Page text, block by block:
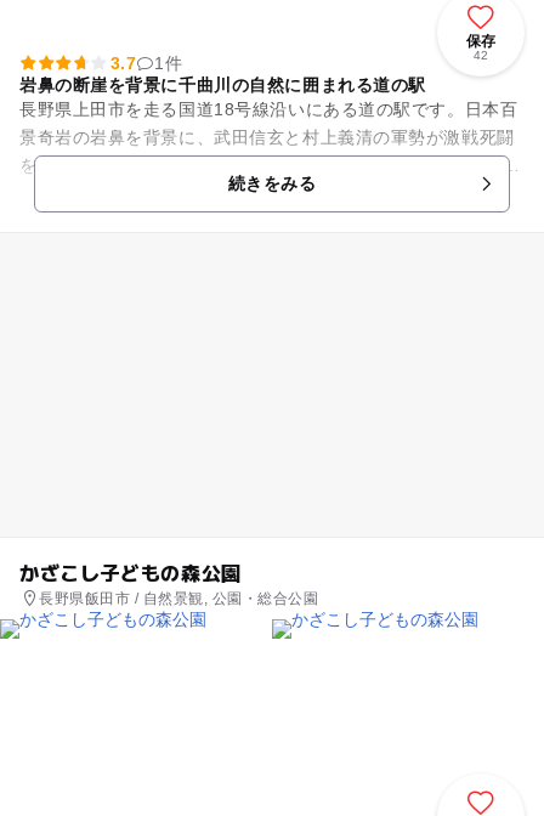
保存
42
3.7
1件
岩鼻の断崖を背景に千曲川の自然に囲まれる道の駅
長野県上田市を走る国道18号線沿いにある道の駅です。日本百
景奇岩の岩鼻を背景に、武田信玄と村上義清の軍勢が激戦死闘
を繰り広げた上田原の合戦地に隣接しています。 広々とした敷
続きをみる
かざこし子どもの森公園
長野県飯田市 / 自然景観, 公園・総合公園